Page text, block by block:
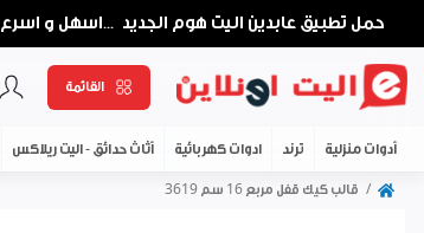
حمل تطبيق عابدين اليت هوم الجديد ...اسهل و اسرع
القائمة
أدوات منزلية ترند ادوات كهربائية أثاث حدائق - اليت ريلاكس
قالب كيك قفل مربع 16 سم 3619